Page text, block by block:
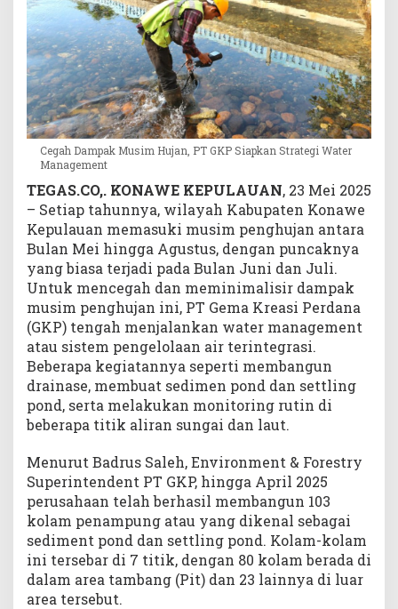
e
g
i
W
a
t
e
r
M
n
a
g
e
m
e
n
Cegah Dampak Musim Hujan, PT GKP Siapkan Strategi Water
Management
TEGAS.CO,. KONAWE KEPULAUAN, 23 Mei 2025
– Setiap tahunnya, wilayah Kabupaten Konawe
Kepulauan memasuki musim penghujan antara
Bulan Mei hingga Agustus, dengan puncaknya
yang biasa terjadi pada Bulan Juni dan Juli.
Untuk mencegah dan meminimalisir dampak
musim penghujan ini, PT Gema Kreasi Perdana
(GKP) tengah menjalankan water management
atau sistem pengelolaan air terintegrasi.
Beberapa kegiatannya seperti membangun
drainase, membuat sedimen pond dan settling
pond, serta melakukan monitoring rutin di
beberapa titik aliran sungai dan laut.
Menurut Badrus Saleh, Environment & Forestry
Superintendent PT GKP, hingga April 2025
perusahaan telah berhasil membangun 103
kolam penampung atau yang dikenal sebagai
sediment pond dan settling pond. Kolam-kolam
ini tersebar di 7 titik, dengan 80 kolam berada di
dalam area tambang (Pit) dan 23 lainnya di luar
area tersebut.